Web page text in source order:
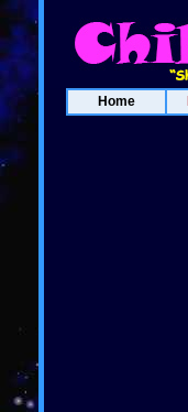
Home